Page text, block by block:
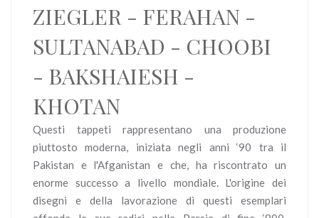
ZIEGLER - FERAHAN -
SULTANABAD - CHOOBI
- BAKSHAIESH -
KHOTAN
Questi tappeti rappresentano una produzione
piuttosto moderna, iniziata negli anni ‘90 tra il
Pakistan e l'Afganistan e che, ha riscontrato un
enorme successo a livello mondiale. L'origine dei
disegni e della lavorazione di questi esemplari